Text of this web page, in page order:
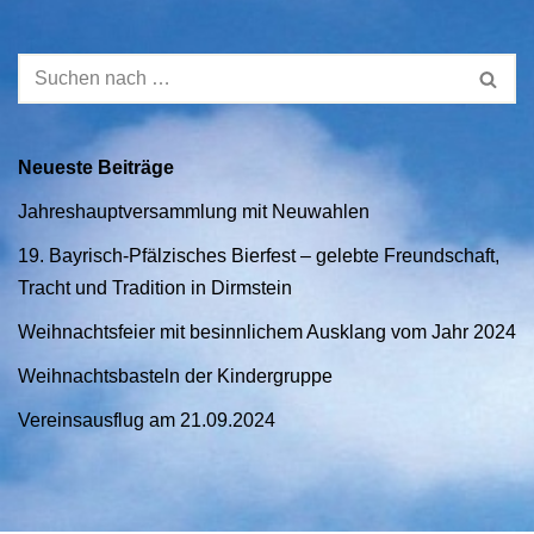
Neueste Beiträge
Jahreshauptversammlung mit Neuwahlen
19. Bayrisch-Pfälzisches Bierfest – gelebte Freundschaft,
Tracht und Tradition in Dirmstein
Weihnachtsfeier mit besinnlichem Ausklang vom Jahr 2024
Weihnachtsbasteln der Kindergruppe
Vereinsausflug am 21.09.2024